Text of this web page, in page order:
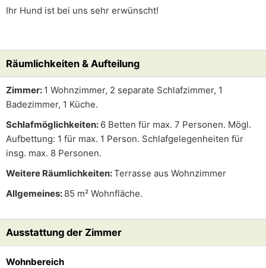
Ihr Hund ist bei uns sehr erwünscht!
Räumlichkeiten & Aufteilung
Zimmer: 1 Wohnzimmer, 2 separate Schlafzimmer, 1
Badezimmer, 1 Küche.
Schlafmöglichkeiten: 6 Betten für max. 7 Personen. Mögl.
Aufbettung: 1 für max. 1 Person. Schlafgelegenheiten für
insg. max. 8 Personen.
Weitere Räumlichkeiten:Terrasse aus Wohnzimmer
Allgemeines: 85 m² Wohnfläche.
Ausstattung der Zimmer
Wohnbereich